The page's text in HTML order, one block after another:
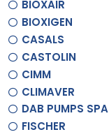
BIOXAIR
BIOXIGEN
CASALS
CASTOLIN
CIMM
CLIMAVER
DAB PUMPS SPA
FISCHER